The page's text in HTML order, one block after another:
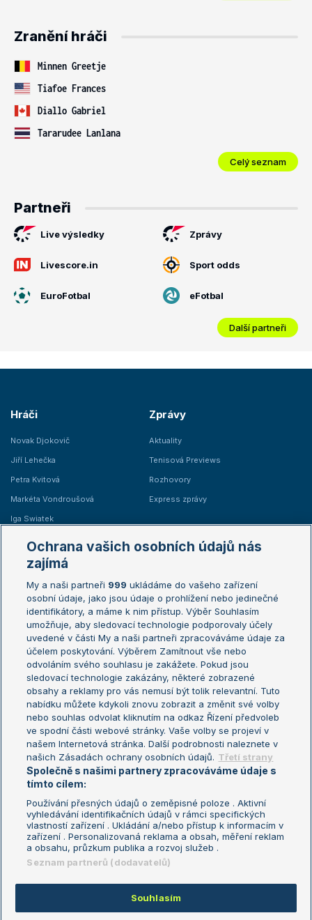
Zranění hráči
Minnen Greetje
Tiafoe Frances
Diallo Gabriel
Tararudee Lanlana
Celý seznam
Partneři
Live výsledky Zprávy
Livescore.in Sport odds
EuroFotbal eFotbal
Další partneři
Hráči
Novak Djokovič
Jiří Lehečka
Petra Kvitová
Markéta Vondroušová
Iga Swiatek
Zprávy
Aktuality
Tenisová Previews
Rozhovory
Express zprávy
Žebříčky
Žebříček ATP (muži)
Žebříček WTA (ženy)
Sázkařský žebříček
Australian Open
French Open
Wimbledon
US Open
Turnaj mistrů
Turnaj mistryň
Aktualní trendy
Fotbalové přestupy
Livesport Daily
LS Prague Open
Podmínky užití
Nastavení soukromí
GDPR a žurnalistika
Reklama
Kontakt
Informace o zpracování osobních
údajů
Copyright © 2008-2026 TenisPortal.cz. Využíváme zpravodajství ČTK.
Ochrana vašich osobních údajů nás
zajímá
My a naši partneři 999 ukládáme do vašeho zařízení
osobní údaje, jako jsou údaje o prohlížení nebo jedinečné
identifikátory, a máme k nim přístup. Výběr Souhlasím
umožňuje, aby sledovací technologie podporovaly účely
uvedené v části My a naši partneři zpracováváme údaje za
účelem poskytování. Výběrem Zamítnout vše nebo
odvoláním svého souhlasu je zakážete. Pokud jsou
sledovací technologie zakázány, některé zobrazené
obsahy a reklamy pro vás nemusí být tolik relevantní. Tuto
nabídku můžete kdykoli znovu zobrazit a změnit své volby
nebo souhlas odvolat kliknutím na odkaz Řízení předvoleb
ve spodní části webové stránky. Vaše volby se projeví v
našem Internetová stránka. Další podrobnosti naleznete v
našich Zásadách ochrany osobních údajů. Třetí strany
Společně s našimi partnery zpracováváme údaje s
tímto cílem:
Používání přesných údajů o zeměpisné poloze . Aktivní
vyhledávání identifikačních údajů v rámci specifických
vlastností zařízení . Ukládání a/nebo přístup k informacím v
zařízení . Personalizovaná reklama a obsah, měření reklam
a obsahu, průzkum publika a rozvoj služeb .
Seznam partnerů (dodavatelů)
Souhlasím